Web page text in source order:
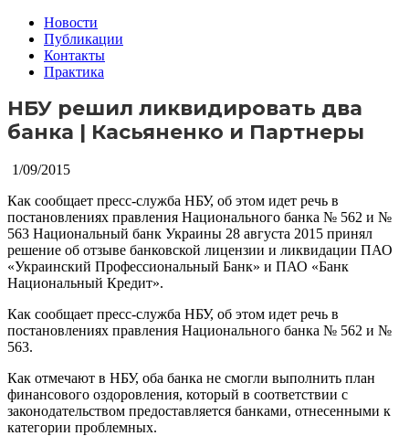
Новости
Публикации
Контакты
Практика
НБУ решил ликвидировать два
банка | Касьяненко и Партнеры
1/09/2015
Как сообщает пресс-служба НБУ, об этом идет речь в
постановлениях правления Национального банка № 562 и №
563 Национальный банк Украины 28 августа 2015 принял
решение об отзыве банковской лицензии и ликвидации ПАО
«Украинский Профессиональный Банк» и ПАО «Банк
Национальный Кредит».
Как сообщает пресс-служба НБУ, об этом идет речь в
постановлениях правления Национального банка № 562 и №
563.
Как отмечают в НБУ, оба банка не смогли выполнить план
финансового оздоровления, который в соответствии с
законодательством предоставляется банками, отнесенными к
категории проблемных.